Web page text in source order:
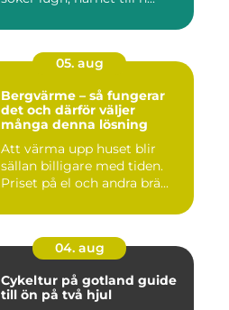
05. aug
Bergvärme – så fungerar
det och därför väljer
många denna lösning
Att värma upp huset blir
sällan billigare med tiden.
Priset på el och andra brä...
04. aug
Cykeltur på gotland guide
till ön på två hjul